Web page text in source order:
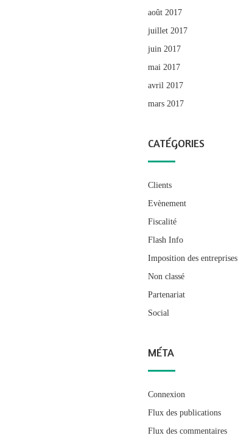
août 2017
juillet 2017
juin 2017
mai 2017
avril 2017
mars 2017
CATÉGORIES
Clients
Evènement
Fiscalité
Flash Info
Imposition des entreprises
Non classé
Partenariat
Social
MÉTA
Connexion
Flux des publications
Flux des commentaires